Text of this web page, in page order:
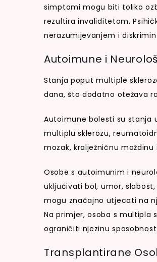
simptomi mogu biti toliko
rezultira invaliditetom.
nerazumijevanjem i
Autoimune i
Stanja poput multiple
dana, što dodatno otežava
Autoimune bolesti su stanja
multiplu sklerozu,
mozak, kralježničnu
Osobe s autoimunim i
uključivati bol, umor,
mogu značajno utjecati na
Na primjer, osoba s multipla
ograničiti njezinu
Transplantirane